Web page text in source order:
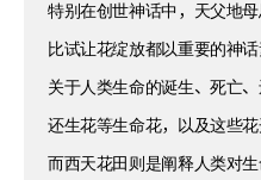
特别在创世神话中，天父地母
比试让花绽放都以重要的神话
关于人类生命的诞生、死亡、
还生花等生命花，以及这些花
而西天花田则是阐释人类对